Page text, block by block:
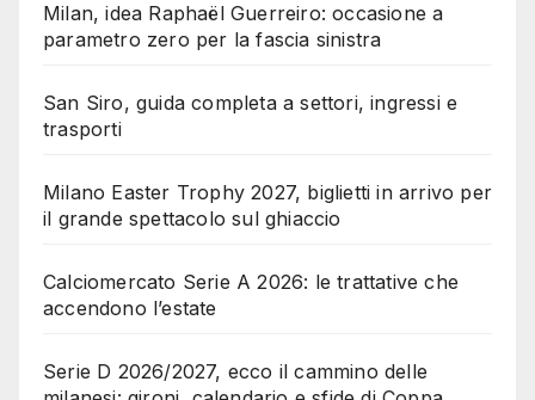
Milan, idea Raphaël Guerreiro: occasione a
parametro zero per la fascia sinistra
San Siro, guida completa a settori, ingressi e
trasporti
Milano Easter Trophy 2027, biglietti in arrivo per
il grande spettacolo sul ghiaccio
Calciomercato Serie A 2026: le trattative che
accendono l’estate
Serie D 2026/2027, ecco il cammino delle